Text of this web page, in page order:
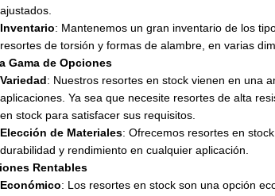
ajustados.
Inventario: Mantenemos un gran inventario de los
resortes de torsión y formas de alambre, en varias
Gama de Opciones
Variedad : Nuestros resortes en stock vienen en una
aplicaciones. Ya sea que necesite resortes de alta
en stock para satisfacer sus requisitos.
Elección de Materiales: Ofrecemos resortes en
durabilidad y rendimiento en cualquier aplicación.
Rentables
Económico: Los resortes en stock son una opción